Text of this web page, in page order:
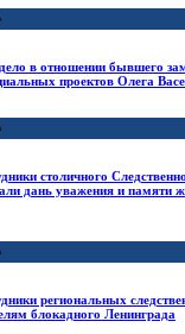
в отношении бывшего
проектов Олега
столичного
дань уважения и памяти
региональных
блокадного Ленинграда